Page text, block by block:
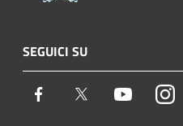
SEGUICI SU
Facebook Twitter Youtube